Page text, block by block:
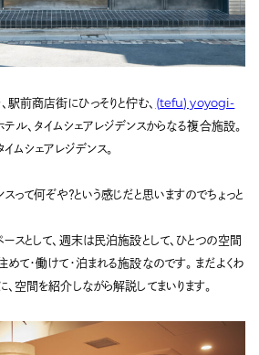
前商店街にひっそりと佇む、 (tefu) yoyogi-
テル、タイムシェアレジデンスからなる複合施設。
ムシェアレジデンス。
って何ぞや？という感じだと思いますのでちょっと
ースとして、週末は民泊施設として、ひとつの空間
めて・働けて・泊まれる施設なのです。 まだよくわ
、空間を紹介しながら解説してまいります。